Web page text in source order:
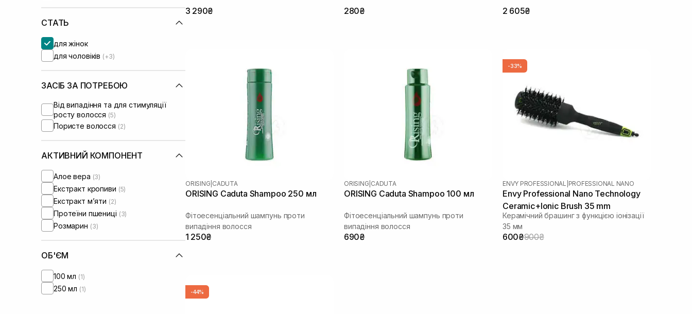
СТАТЬ
для жінок
для чоловіків (+3)
ЗАСІБ ЗА ПОТРЕБОЮ
Від випадіння та для стимуляції
росту волосся (5)
Пористе волосся (2)
АКТИВНИЙ КОМПОНЕНТ
Алое вера (3)
Екстракт кропиви (5)
Екстракт м’яти (2)
Протеїни пшениці (3)
Розмарин (3)
ОБ'ЄМ
100 мл (1)
250 мл (1)
3 290₴ 280₴ 2 605₴
ORISING CADUTA
ORISING Caduta Shampoo 250 мл
Фітоесенціальний шампунь проти
випадіння волосся
1 250₴
ORISING CADUTA
ORISING Caduta Shampoo 100 мл
Фітоесенціальний шампунь проти
випадіння волосся
690₴
-33%
ENVY PROFESSIONAL PROFESSIONAL NANO
Envy Professional Nano Technology
Ceramic+Ionic Brush 35 mm
Керамічний брашинг з функцією іонізації
35 мм
600₴900₴
-44%